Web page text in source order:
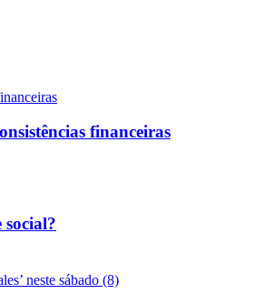
financeiras
social?